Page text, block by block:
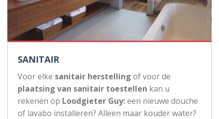
SANITAIR
Voor elke sanitair herstelling of voor de
plaatsing van sanitair toestellen kan u
rekenen op Loodgieter Guy:een nieuwe douche
of lavabo installeren? Alleen maar kouder water?